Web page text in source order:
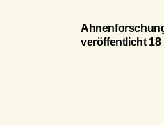
veröffentlicht 18